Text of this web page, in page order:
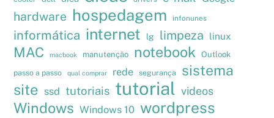
hardware hospedagem infonunes
informática internet lg limpeza linux
MAC macbook manutenção notebook
Outlook
passo a passo
qual comprar rede segurança sistema
site ssd tutoriais tutorial videos
Windows Windows 10 wordpress